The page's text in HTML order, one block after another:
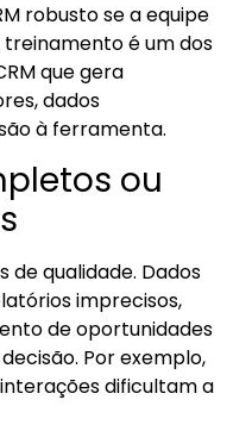
robusto se a equipe
é um dos
que gera
dados
à ferramenta.
ou
de qualidade. Dados
imprecisos,
de oportunidades
Por exemplo,
dificultam a